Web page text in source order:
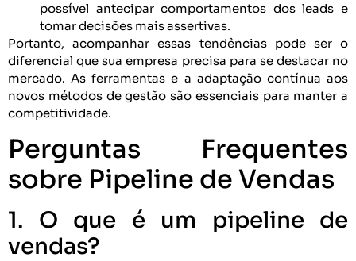
possível antecipar comportamentos dos leads e
tomar decisões mais assertivas.
Portanto, acompanhar essas tendências pode ser o
diferencial que sua empresa precisa para se destacar no
mercado. As ferramentas e a adaptação contínua aos
novos métodos de gestão são essenciais para manter a
competitividade.
Perguntas Frequentes
sobre Pipeline de Vendas
1. O que é um pipeline de
vendas?